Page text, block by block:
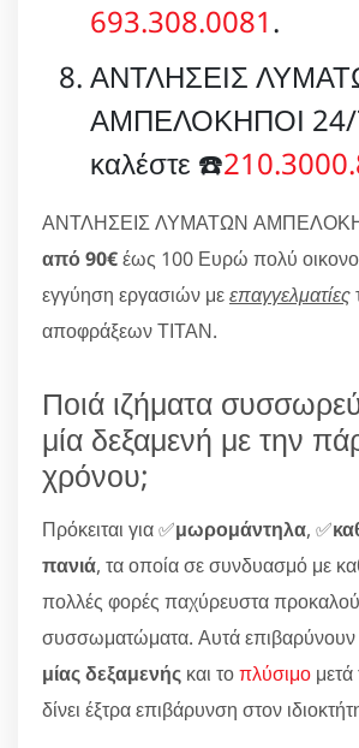
693.308.0081.
ΑΝΤΛΗΣΕΙΣ
ΑΜΠΕΛΟΚΗΠΟΙ 24/
καλέστε ☎️
ΑΝΤΛΗΣΕΙΣ ΛΥΜΑΤΩΝ
από 90€έως 100 Ευρώ πολύ
εγγύηση εργασιών μεεπαγγελματίες
αποφράξεων ΤΙΤΑΝ.
Ποιά ιζήματα
μία δεξαμενή με την
χρόνου;
Πρόκειται για ✅μωρομάντηλα, ✅
πανιά, τα οποία σε συνδυασμό με
πολλές φορές παχύρευστα
συσσωματώματα. Αυτά επιβαρύνουν
μίας δεξαμενής και τοπλύσιμο μετά
δίνει έξτρα επιβάρυνση στον